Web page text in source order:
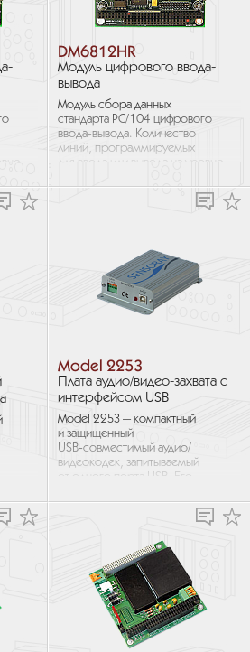
DM6812HR
Модуль цифрового ввода-
вывода
Модуль сбора данных
стандарта PC/104 цифрового
ввода-вывода. Количество
линий, программируемых
24. Количество линий...
Model 2253
Плата аудио/видео-захвата с
интерфейсом USB
Model 2253 — компактный
и защищенный
USB‑совместимый аудио/
видеокодек, запитываемый
от одного порта USB. Его
и низкое энергопотребление